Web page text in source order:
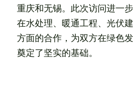
重庆和无锡。此次访问进一
在水处理、暖通工程、光伏
方面的合作，为双方在绿色
奠定了坚实的基础。